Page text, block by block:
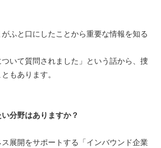
ふと口にしたことから重要な情報を知る
いて質問されました」という話から、捜
もあります。
分野はありますか？
展開をサポートする「インバウンド企業